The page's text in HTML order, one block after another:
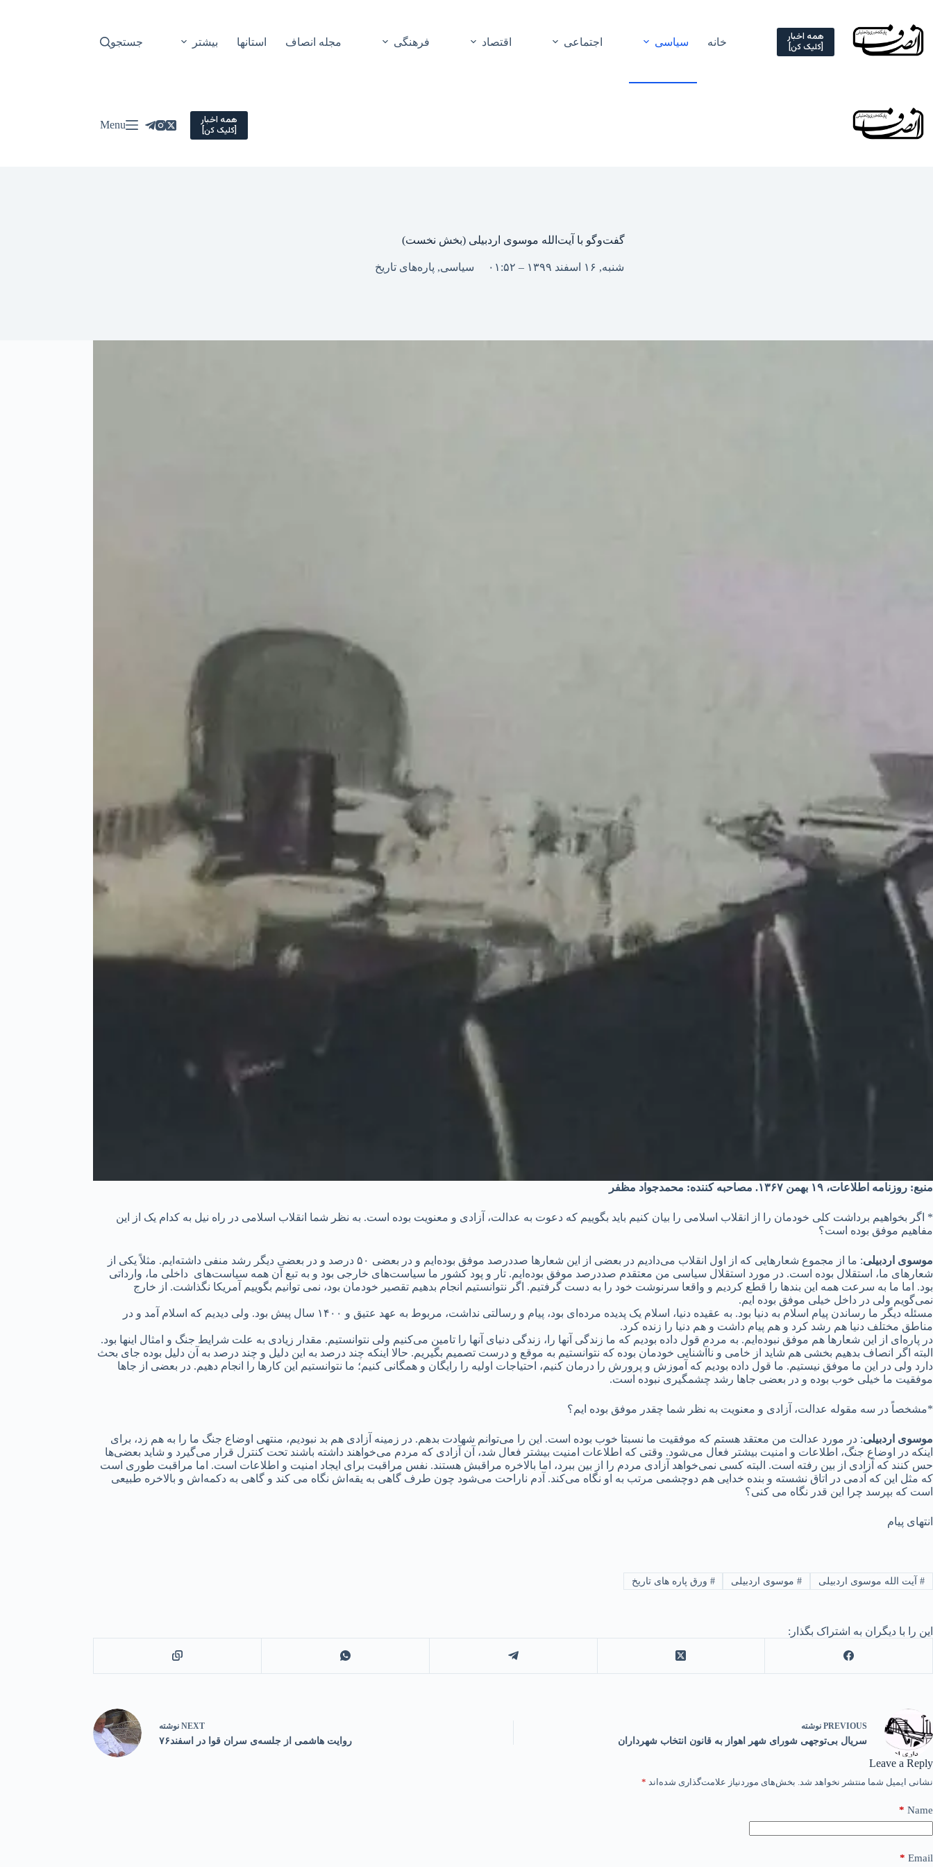
content
همه اخبار
[کلیک کن] خانه سیاسی اجتماعی اقتصاد فرهنگی مجله انصاف استانها بیشتر جستجو
همه اخبار
[کلیک کن] Menu
گفت‌وگو با آیت‌الله موسوی اردبیلی (بخش نخست)
شنبه, ۱۶ اسفند ۱۳۹۹ – ۰۱:۵۲ سیاسی, پاره‌های تاریخ
منبع: روزنامه اطلاعات، ۱۹ بهمن ۱۳۶۷. مصاحبه کننده: محمدجواد مظفر
* اگر بخواهیم برداشت کلی خودمان را از انقلاب اسلامی را بیان کنیم باید بگوییم که دعوت به عدالت، آزادی و معنویت بوده است. به نظر شما انقلاب اسلامی در راه نیل به کدام یک از این
مفاهیم موفق بوده است؟
موسوی اردبیلی
: ما از مجموع شعارهایی که از اول انقلاب می‌دادیم در بعضی از این شعارها صددرصد موفق بوده‌ایم و در بعضی ۵۰ درصد و در بعضی دیگر رشد منفی داشته‌ایم. مثلاً یکی از
شعارهای ما، استقلال بوده است. در مورد استقلال سیاسی من معتقدم صددرصد موفق بوده‌ایم. تار و پود کشور ما سیاست‌های خارجی بود و به تبع آن همه سیاست‌های داخلی ما، وارداتی
بود. اما ما به سرعت همه این بندها را قطع کردیم و واقعا سرنوشت خود را به دست گرفتیم. اگر نتوانستیم انجام بدهیم تقصیر خودمان بود، نمی توانیم بگوییم آمریکا نگذاشت. از خارج
نمی‌گویم ولی در داخل خیلی موفق بوده ایم.
مسئله دیگر ما رساندن پیام اسلام به دنیا بود. به عقیده دنیا، اسلام یک پدیده مرده‌ای بود، پیام و رسالتی نداشت، مربوط به عهد عتیق و ۱۴۰۰ سال پیش بود. ولی دیدیم که اسلام آمد و در
مناطق مختلف دنیا هم رشد کرد و هم پیام داشت و هم دنیا را زنده کرد.
در پاره‌ای از این شعارها هم موفق نبوده‌ایم. به مردم قول داده بودیم که ما زندگی آنها را، زندگی دنیای آنها را تامین می‌کنیم ولی نتوانستیم. مقدار زیادی به علت شرایط جنگ و امثال اینها بود.
البته اگر انصاف بدهیم بخشی هم شاید از خامی و ناآشنایی خودمان بوده که نتوانستیم به موقع و درست تصمیم بگیریم. حالا اینکه چند درصد به این دلیل و چند درصد به آن دلیل بوده جای بحث
دارد ولی در این ما موفق نیستیم. ما قول داده بودیم که آموزش و پرورش را درمان کنیم، احتیاجات اولیه را رایگان و همگانی کنیم؛ ما نتوانستیم این کارها را انجام دهیم. در بعضی از جاها
موفقیت ما خیلی خوب بوده و در بعضی جاها رشد چشمگیری نبوده است.
*مشخصاً در سه مقوله عدالت، آزادی و معنویت به نظر شما چقدر موفق بوده ایم؟
موسوی اردبیلی: در مورد عدالت من معتقد هستم که موفقیت ما نسبتا خوب بوده است. این را می‌توانم شهادت بدهم. در زمینه آزادی هم بد نبودیم، منتهی اوضاع جنگ ما را به هم زد، برای
اینکه در اوضاع جنگ، اطلاعات و امنیت بیشتر فعال می‌شود. وقتی که اطلاعات امنیت بیشتر فعال شد، آن آزادی که مردم می‌خواهند داشته باشند تحت کنترل قرار می‌گیرد و شاید بعضی‌ها
حس کنند که آزادی از بین رفته است. البته کسی نمی‌خواهد آزادی مردم را از بین ببرد، اما بالاخره مراقبش هستند. نفس مراقبت برای ایجاد امنیت و اطلاعات است. اما مراقبت طوری است
که مثل این که آدمی در اتاق نشسته و بنده خدایی هم دوچشمی مرتب به او نگاه می‌کند. آدم ناراحت می‌شود چون طرف گاهی به یقه‌اش نگاه می کند و گاهی به دکمه‌اش و بالاخره طبیعی
است که بپرسد چرا این قدر نگاه می کنی؟
انتهای پیام
#آیت الله موسوی اردبیلی #موسوی اردبیلی # ورق پاره های تاریخ
این را با دیگران به اشتراک بگذار:
PREVIOUS نوشته
سریال بی‌توجهی شورای شهر اهواز به قانون انتخاب شهرداران
NEXT نوشته
روایت هاشمی از جلسه‌ی سران قوا در اسفند۷۶
Leave a Reply
نشانی ایمیل شما منتشر نخواهد شد. بخش‌های موردنیاز علامت‌گذاری شده‌اند *
Name
*
Email
*